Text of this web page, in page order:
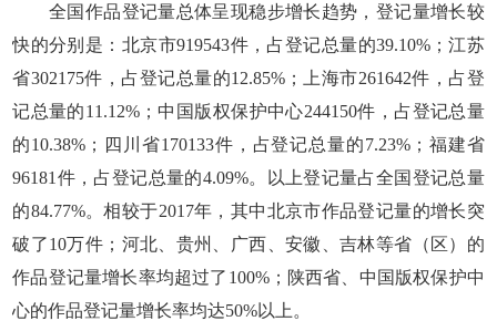
全国作品登记量总体呈现稳步增长趋势，登记量增长较
快的分别是：北京市919543件，占登记总量的39.10%；江苏
省302175件，占登记总量的12.85%；上海市261642件，占登
记总量的11.12%；中国版权保护中心244150件，占登记总量
的10.38%；四川省170133件，占登记总量的7.23%；福建省
96181件，占登记总量的4.09%。以上登记量占全国登记总量
的84.77%。相较于2017年，其中北京市作品登记量的增长突
破了10万件；河北、贵州、广西、安徽、吉林等省（区）的
作品登记量增长率均超过了100%；陕西省、中国版权保护中
心的作品登记量增长率均达50%以上。